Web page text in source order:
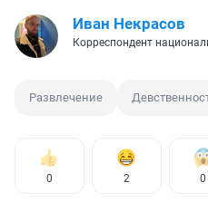
Иван Некрасов
Корреспондент
Развлечение
0 2 0